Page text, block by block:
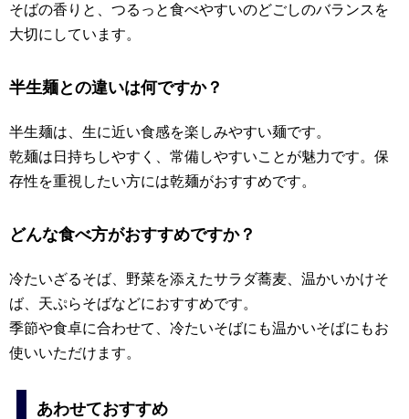
そばの香りと、つるっと食べやすいのどごしのバランスを
大切にしています。
半生麺との違いは何ですか？
半生麺は、生に近い食感を楽しみやすい麺です。
乾麺は日持ちしやすく、常備しやすいことが魅力です。保
存性を重視したい方には乾麺がおすすめです。
どんな食べ方がおすすめですか？
冷たいざるそば、野菜を添えたサラダ蕎麦、温かいかけそ
ば、天ぷらそばなどにおすすめです。
季節や食卓に合わせて、冷たいそばにも温かいそばにもお
使いいただけます。
あわせておすすめ